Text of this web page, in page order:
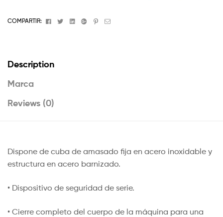
COMPARTIR: FacebookTwitterLinkedinGoogle+Pinterest
Email
Description
Marca
Reviews (0)
Dispone de cuba de amasado fija en acero inoxidable y
estructura en acero barnizado.
• Dispositivo de seguridad de serie.
• Cierre completo del cuerpo de la máquina para una